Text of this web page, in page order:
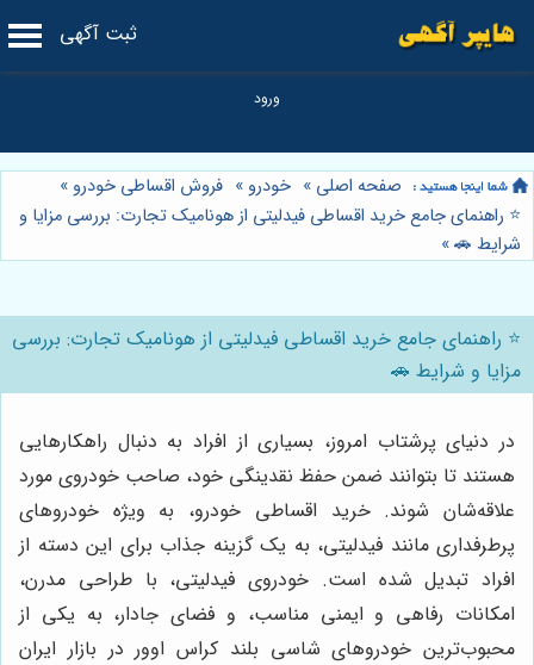
ثبت آگهی
صفحه اصلی » خودرو » فروش اقساطی خودرو »
⭐️ راهنمای جامع خرید اقساطی فیدلیتی از هونامیک تجارت: بررسی مزایا و
شرایط 🚗»
⭐️ راهنمای جامع خرید اقساطی فیدلیتی از هونامیک تجارت: بررسی
مزایا و شرایط 🚗
در دنیای پرشتاب امروز، بسیاری از افراد به دنبال راهکارهایی
هستند تا بتوانند ضمن حفظ نقدینگی خود، صاحب خودروی مورد
علاقه‌شان شوند. خرید اقساطی خودرو، به ویژه خودروهای
پرطرفداری مانند فیدلیتی، به یک گزینه جذاب برای این دسته از
افراد تبدیل شده است. خودروی فیدلیتی، با طراحی مدرن،
امکانات رفاهی و ایمنی مناسب، و فضای جادار، به یکی از
محبوب‌ترین خودروهای شاسی بلند کراس اوور در بازار ایران